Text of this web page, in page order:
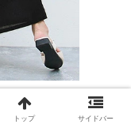
トップ サイドバー